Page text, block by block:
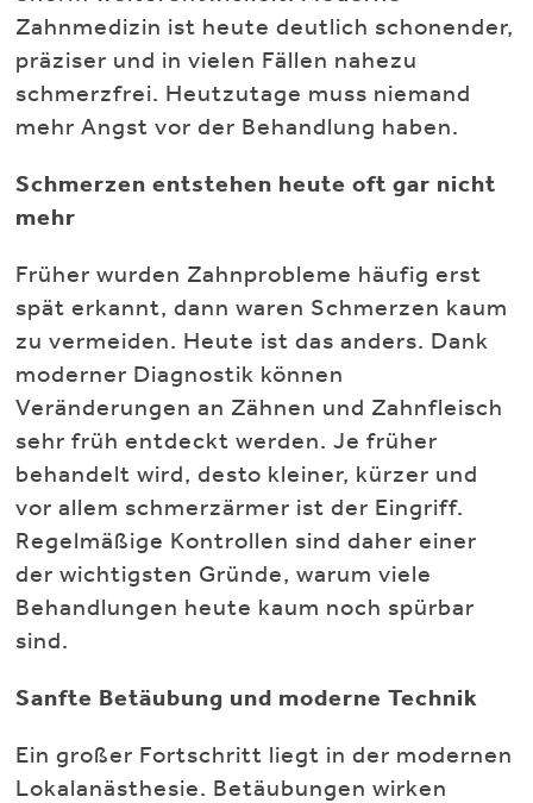
Zahnmedizin ist heute deutlich schonender,
präziser und in vielen Fällen nahezu
schmerzfrei. Heutzutage muss niemand
mehr Angst vor der Behandlung haben.
Schmerzen entstehen heute oft gar nicht
mehr
Früher wurden Zahnprobleme häufig erst
spät erkannt, dann waren Schmerzen kaum
zu vermeiden. Heute ist das anders. Dank
moderner Diagnostik können
Veränderungen an Zähnen und Zahnfleisch
sehr früh entdeckt werden. Je früher
behandelt wird, desto kleiner, kürzer und
vor allem schmerzärmer ist der Eingriff.
Regelmäßige Kontrollen sind daher einer
der wichtigsten Gründe, warum viele
Behandlungen heute kaum noch spürbar
sind.
Sanfte Betäubung und moderne Technik
Ein großer Fortschritt liegt in der modernen
Lokalanästhesie. Betäubungen wirken